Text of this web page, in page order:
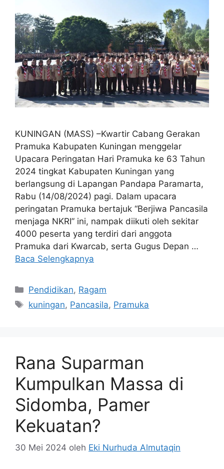
KUNINGAN (MASS) –Kwartir Cabang Gerakan
Pramuka Kabupaten Kuningan menggelar
Upacara Peringatan Hari Pramuka ke 63 Tahun
2024 tingkat Kabupaten Kuningan yang
berlangsung di Lapangan Pandapa Paramarta,
Rabu (14/08/2024) pagi. Dalam upacara
peringatan Pramuka bertajuk “Berjiwa Pancasila
menjaga NKRI” ini, nampak diikuti oleh sekitar
4000 peserta yang terdiri dari anggota
Pramuka dari Kwarcab, serta Gugus Depan …
Baca Selengkapnya
Kategori
Pendidikan, Ragam
Tag
kuningan, Pancasila, Pramuka
Rana Suparman
Kumpulkan Massa di
Sidomba, Pamer
Kekuatan?
30 Mei 2024 oleh Eki Nurhuda Almutaqin